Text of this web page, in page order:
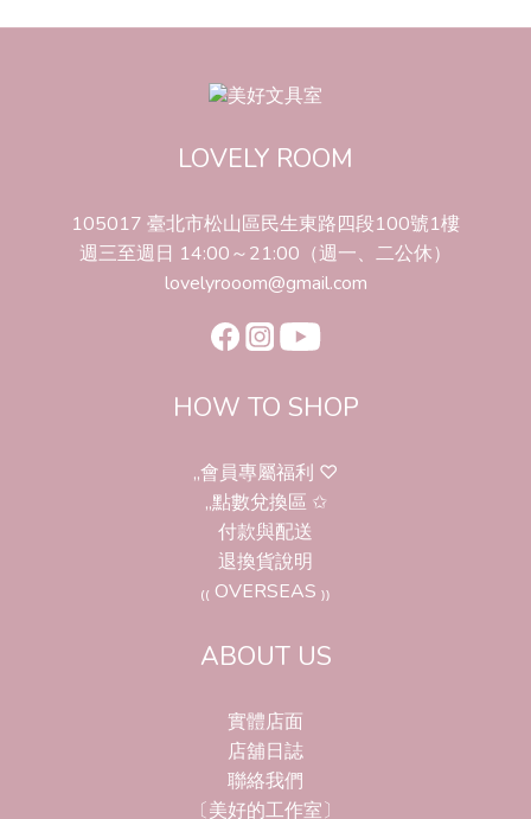
LOVELY ROOM
105017 臺北市松山區民生東路四段100號1樓
週三至週日 14:00～21:00（週一、二公休）
lovelyrooom@gmail.com
HOW TO SHOP
,,會員專屬福利 ♡
,,點數兌換區 ✩
付款與配送
退換貨說明
₍₍ OVERSEAS ₎₎
ABOUT US
實體店面
店舖日誌
聯絡我們
〔美好的工作室〕